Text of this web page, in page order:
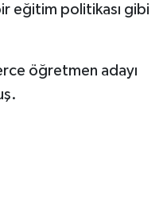
eğitim politikası gibi
öğretmen adayı